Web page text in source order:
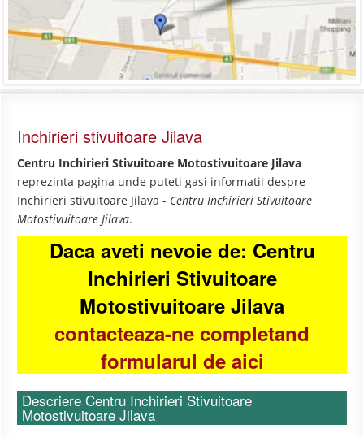
Inchirieri stivuitoare Jilava
Centru Inchirieri Stivuitoare Motostivuitoare Jilava
reprezinta pagina unde puteti gasi informatii despre
Inchirieri stivuitoare Jilava - Centru Inchirieri Stivuitoare
Motostivuitoare Jilava.
Daca aveti nevoie de: Centru
Inchirieri Stivuitoare
Motostivuitoare Jilava
contacteaza-ne completand
formularul de aici
Descriere Centru Inchirieri Stivuitoare
Motostivuitoare Jilava